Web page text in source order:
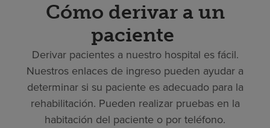
Cómo derivar a un
paciente
Derivar pacientes a nuestro hospital es fácil.
Nuestros enlaces de ingreso pueden ayudar a
determinar si su paciente es adecuado para la
rehabilitación. Pueden realizar pruebas en la
habitación del paciente o por teléfono.